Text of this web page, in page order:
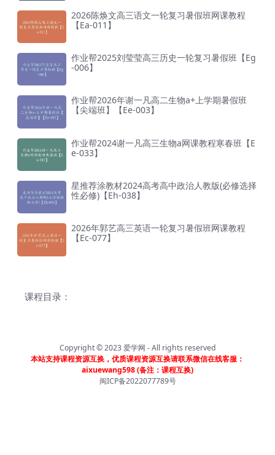
2026陈焕文高三语文一轮复习暑假班网课教程
【Ea-011】
作业帮2025刘莹莹高三历史一轮复习暑假班【Eg
-006】
作业帮2026年谢一凡高二生物a+上学期暑假班
【尖端班】【Ee-003】
作业帮2024谢一凡高三生物a网课教程寒春班【E
e-033】
星推荐涂教材2024高考高中政治人教版(必修选择
性必修)【Eh-038】
2026年郭艺高三英语一轮复习暑假班网课教程
【Ec-077】
课程目录：
Copyright © 2023爱学网 - All rights reserved
本站支持课程资源互换，优质课程资源互换请联系微信在线客服：
aixuewang598 (备注：课程互换)
闽ICP备2022077789号